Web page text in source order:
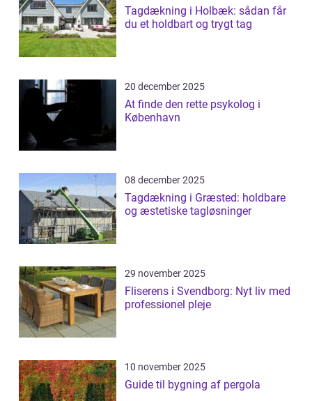
Tagdækning i Holbæk: sådan får
du et holdbart og trygt tag
20 december 2025
At finde den rette psykolog i
København
08 december 2025
Tagdækning i Græsted: holdbare
og æstetiske tagløsninger
29 november 2025
Fliserens i Svendborg: Nyt liv med
professionel pleje
10 november 2025
Guide til bygning af pergola